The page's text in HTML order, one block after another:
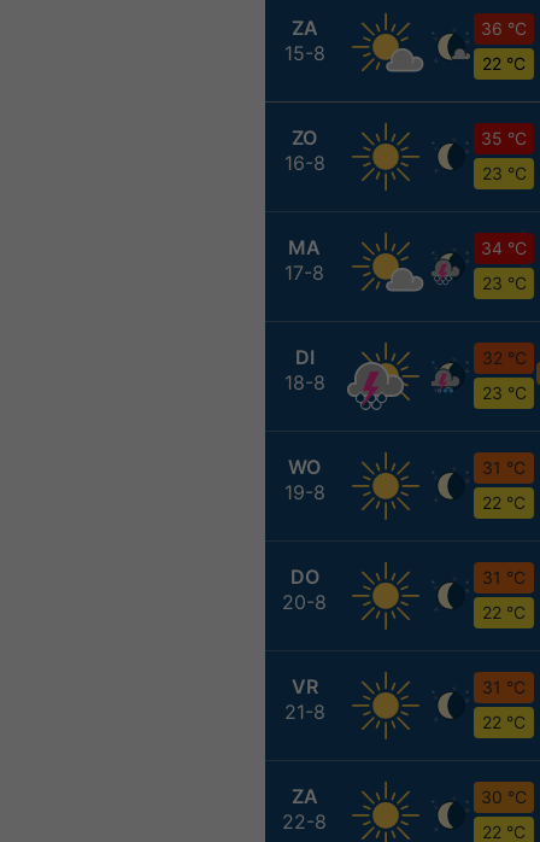
ZA
15-8
36 °C
22 °C
ZO
16-8
35 °C
23 °C
MA
17-8
34 °C
23 °C
DI
18-8
32 °C
23 °C
WO
19-8
31 °C
22 °C
DO
20-8
31 °C
22 °C
VR
21-8
31 °C
22 °C
ZA
22-8
30 °C
22 °C